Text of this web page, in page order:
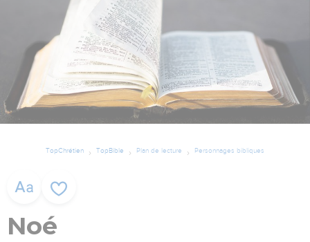
TopChrétien TopBible Plan de lecture Personnages bibliques
Noé